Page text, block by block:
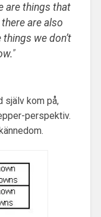
are things that
are also
we don’t
”
själv kom på,
perspektiv.